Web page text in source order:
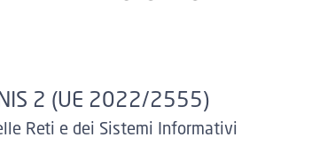
2 (UE 2022/2555)
Reti e dei Sistemi Informativi